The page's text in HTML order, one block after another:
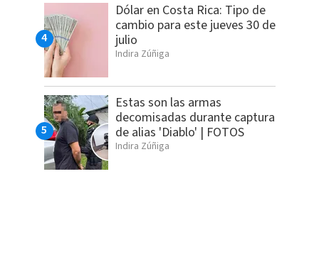
Dólar en Costa Rica: Tipo de
cambio para este jueves 30 de
julio
Indira Zúñiga
Estas son las armas
decomisadas durante captura
de alias 'Diablo' | FOTOS
Indira Zúñiga